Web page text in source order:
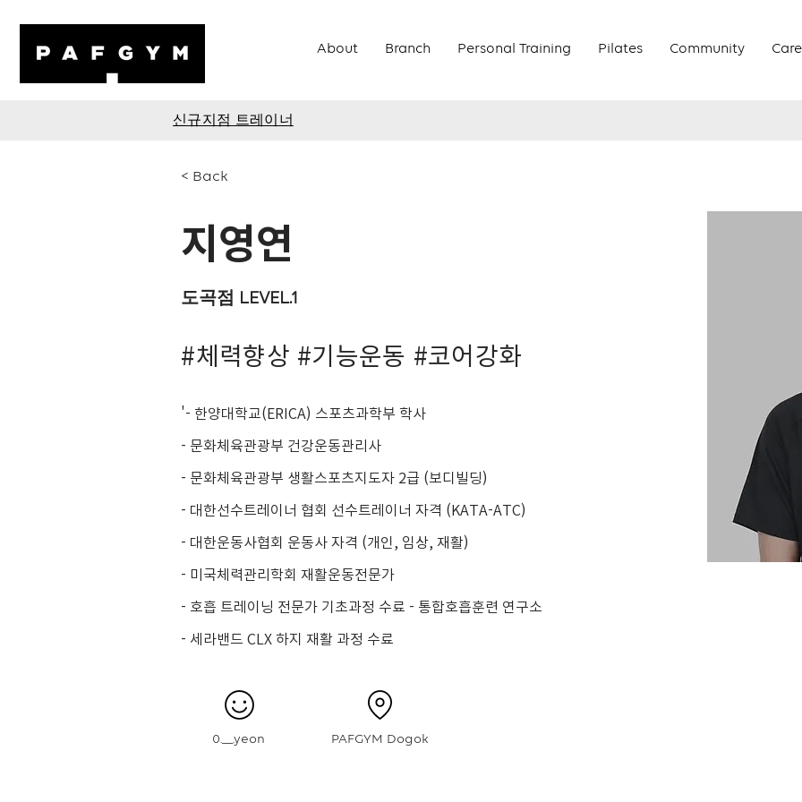
About Branch Personal Training Pilates Community
신규지점 트레이너
< Back
지영연
도곡점 LEVEL.1
#체력향상 #기능운동 #코어강화
'- 한양대학교(ERICA) 스포츠과학부 학사
- 문화체육관광부 건강운동관리사
- 문화체육관광부 생활스포츠지도자 2급 (보디빌딩)
- 대한선수트레이너 협회 선수트레이너 자격 (KATA-ATC)
- 대한운동사협회 운동사 자격 (개인, 임상, 재활)
- 미국체력관리학회 재활운동전문가
- 호흡 트레이닝 전문가 기초과정 수료 - 통합호흡훈련 연구소
- 세라밴드 CLX 하지 재활 과정 수료
0.__.yeon PAFGYM Dogok